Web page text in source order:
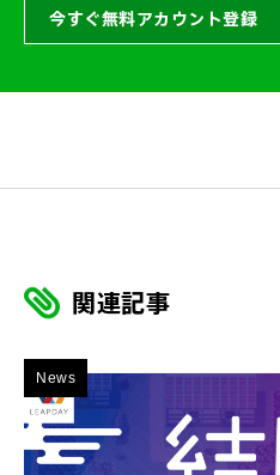
今すぐ無料アカウント登録
関連記事
News